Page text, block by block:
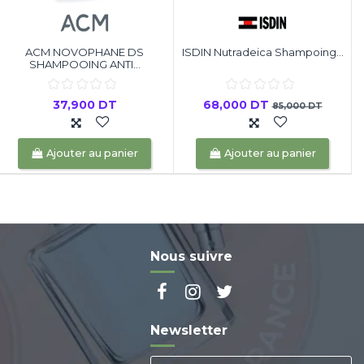
ACM NOVOPHANE DS
SHAMPOOING ANTI...
37,900 DT
Ajouter au panier
ISDIN Nutradeica Shampoing...
68,000 DT85,000 DT
Ajouter au panier
Nous suivre
Newsletter